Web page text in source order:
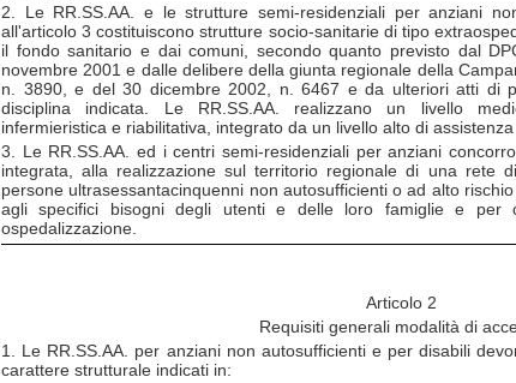
2. Le RR.SS.AA. e le strutture semi-residenziali per anziani
all'articolo 3 costituiscono strutture socio-sanitarie di tipo
il fondo sanitario e dai comuni, secondo quanto previsto dal
novembre 2001 e dalle delibere della giunta regionale della
n. 3890, e del 30 dicembre 2002, n. 6467 e da ulteriori atti di
disciplina indicata. Le RR.SS.AA. realizzano un livello
infermieristica e riabilitativa, integrato da un livello alto di
3. Le RR.SS.AA. ed i centri semi-residenziali per anziani
integrata, alla realizzazione sul territorio regionale di una rete
persone ultrasessantacinquenni non autosufficienti o ad alto
agli specifici bisogni degli utenti e delle loro famiglie e per
ospedalizzazione.
Articolo 2
Requisiti generali modalità di
1. Le RR.SS.AA. per anziani non autosufficienti e per disabili
carattere strutturale indicati in: